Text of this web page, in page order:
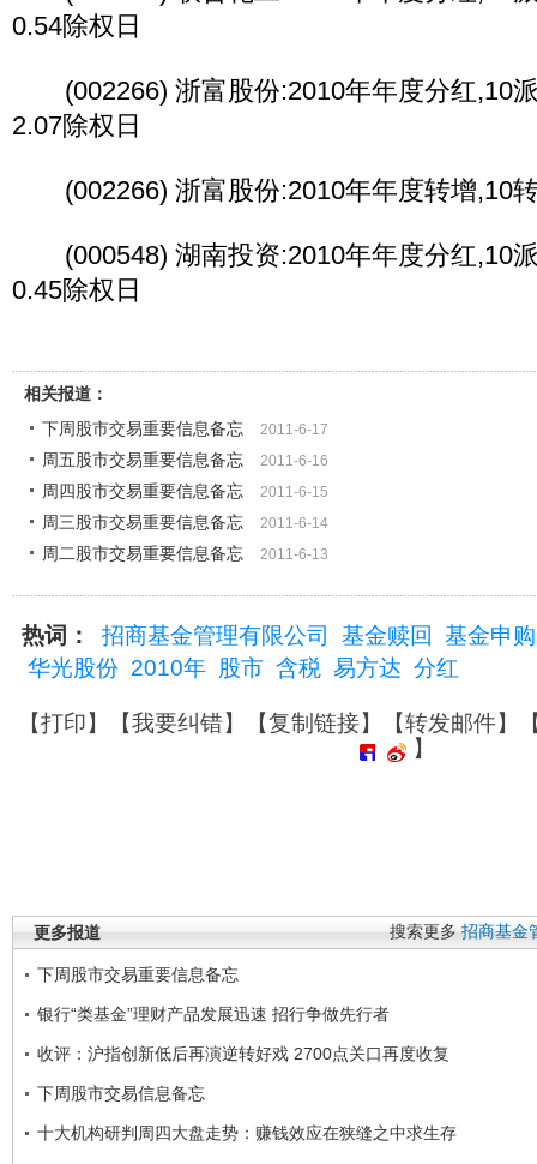
0.54除权日
(002266) 浙富股份:2010年年度分红,10
2.07除权日
(002266) 浙富股份:2010年年度转增,10
(000548) 湖南投资:2010年年度分红,10
0.45除权日
相关报道：
下周股市交易重要信息备忘
2011-6-17
周五股市交易重要信息备忘 2011-6-16
周四股市交易重要信息备忘 2011-6-15
周三股市交易重要信息备忘 2011-6-14
周二股市交易重要信息备忘 2011-6-13
热词： 招商基金管理有限公司 基金赎回
基金申购
华光股份 2010年 股市 含税 易方达 分红
【打印】【我要纠错】【复制链接】【转发邮件】
】
搜索更多招商基金
更多报道
下周股市交易重要信息备忘
银行“类基金”理财产品发展迅速 招行争做先行者
收评：沪指创新低后再演逆转好戏 2700点关口再度收复
下周股市交易信息备忘
十大机构研判周四大盘走势：赚钱效应在狭缝之中求生存